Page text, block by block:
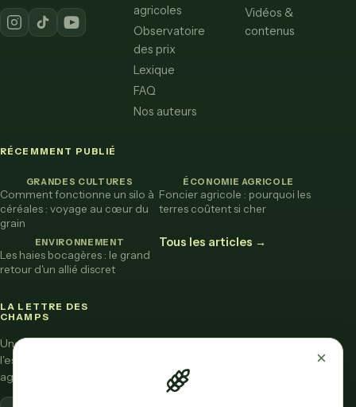
agricoles
Observatoire
des prix
Lexique
FAQ
Nos auteurs
Vidéos &
contenus
RÉCEMMENT PUBLIÉ
GRANDES CULTURES
Comment fonctionne un silo à
céréales : voyage au cœur du
grain
ÉCONOMIE AGRICOLE
Foncier agricole : pourquoi les
terres coûtent si cher
ENVIRONNEMENT
Les haies bocagères : le grand
retour d'un allié discret
Tous les articles →
LA LETTRE DES
CHAMPS
Une fois par mois,
l'essentiel de l'actu
agricole vulgarisée.
×